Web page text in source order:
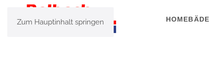
Zum Hauptinhalt springen HOME